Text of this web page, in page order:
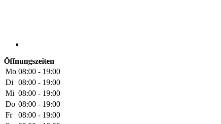
Öffnungszeiten
Mo 08:00 - 19:00
Di
08:00 - 19:00
Mi 08:00 - 19:00
Do 08:00 - 19:00
Fr
08:00 - 19:00